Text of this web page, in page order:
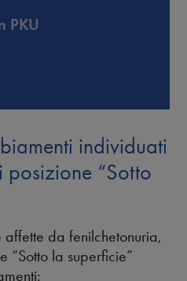
PKU
individuati
“Sotto
affette da fenilchetonuria,
“Sotto la superficie”